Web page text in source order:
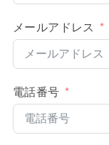
メールアドレス
電話番号